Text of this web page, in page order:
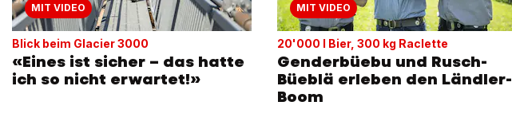
MIT VIDEO
Blick beim Glacier 3000
«Eines ist sicher – das hatte
ich so nicht erwartet!»
MIT VIDEO
20'000 l Bier, 300 kg Raclette
Genderbüebu und Rusch-
Büeblä erleben den Ländler-
Boom